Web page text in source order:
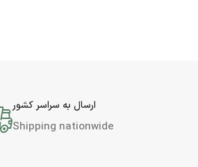
ارسال به سراسر کشور
Shipping nationwide